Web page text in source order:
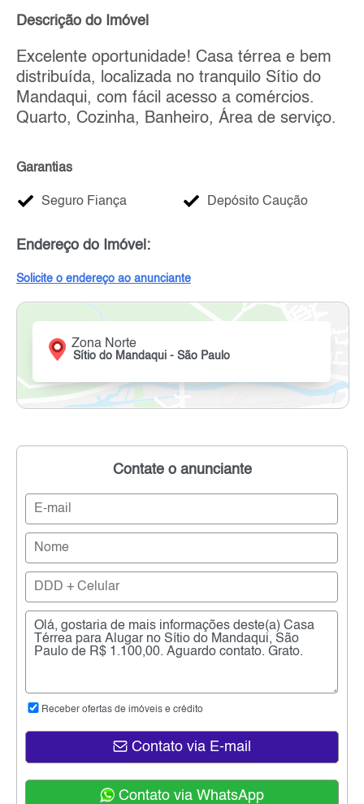
Descrição do Imóvel
Excelente oportunidade! Casa térrea e bem
distribuída, localizada no tranquilo Sítio do
Mandaqui, com fácil acesso a comércios.
Quarto, Cozinha, Banheiro, Área de serviço.
Garantias
Seguro Fiança Depósito Caução
Endereço do Imóvel:
Solicite o endereço ao anunciante
Zona Norte
Sítio do Mandaqui - São Paulo
Contate o anunciante
Receber ofertas de imóveis e crédito
Contato via E-mail
Contato via WhatsApp